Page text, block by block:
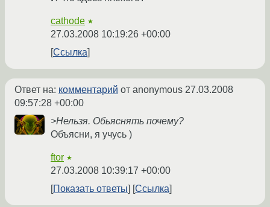
cathode ★
27.03.2008 10:19:26 +00:00
Ссылка
Ответ на: комментарий от anonymous 27.03.2008
09:57:28 +00:00
>Нельзя. Обьяснять почему?
Объясни, я учусь )
ftor ★
27.03.2008 10:39:17 +00:00
Показать ответы
Ссылка